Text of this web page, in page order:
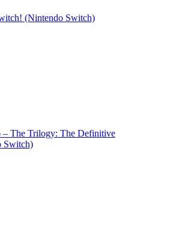
(Nintendo Switch)
– The Trilogy: The Definitive
Switch)